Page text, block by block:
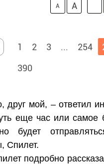
A A
1 2 3 ... 254
390
друг мой, – ответил
еще час или самое
будет
Спилет.
подробно